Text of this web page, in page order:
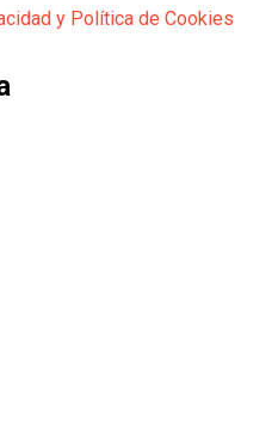
y Política de Cookies